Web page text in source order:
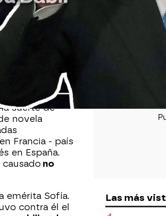
suerte de
novela
Francia - país
en España.
no
emérita Sofía.
contra él el
Las más